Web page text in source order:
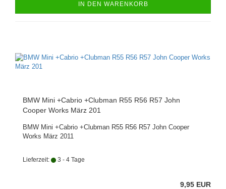
IN DEN WARENKORB
BMW Mini +Cabrio +Clubman R55 R56 R57 John
Cooper Works März 201
BMW Mini +Cabrio +Clubman R55 R56 R57 John Cooper
Works März 2011
Lieferzeit: 3 - 4 Tage
9,95 EUR